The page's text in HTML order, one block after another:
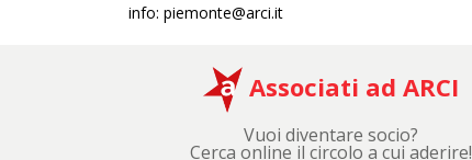
info: piemonte@arci.it
Associati ad ARCI
Vuoi diventare socio?
Cerca online il circolo a cui aderire!